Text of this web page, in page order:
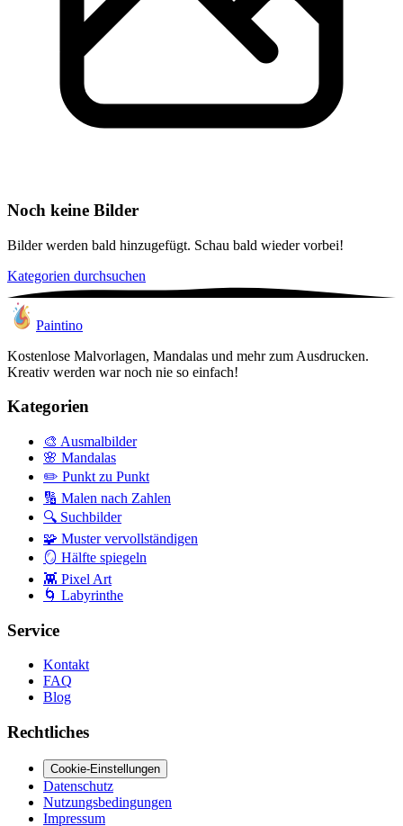
Noch keine Bilder
Bilder werden bald hinzugefügt. Schau bald wieder vorbei!
Kategorien durchsuchen
Paintino
Kostenlose Malvorlagen, Mandalas und mehr zum Ausdrucken.
Kreativ werden war noch nie so einfach!
Kategorien
🎨 Ausmalbilder
🌸 Mandalas
✏️ Punkt zu Punkt
🔢 Malen nach Zahlen
🔍 Suchbilder
🧩 Muster vervollständigen
🪞 Hälfte spiegeln
👾 Pixel Art
🌀 Labyrinthe
Service
Kontakt
FAQ
Blog
Rechtliches
Cookie-Einstellungen
Datenschutz
Nutzungsbedingungen
Impressum